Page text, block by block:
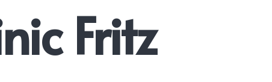
Fritz